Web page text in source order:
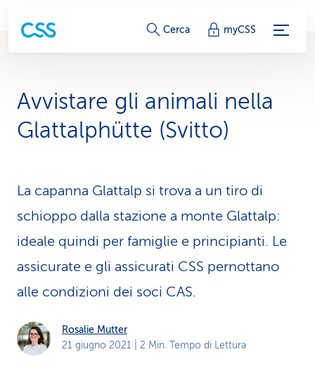
c
e
a
m
i
Cerca myCSS
Avvistare gli animali nella
Glattalphütte (Svitto)
La capanna Glattalp si trova a un tiro di
schioppo dalla stazione a monte Glattalp:
ideale quindi per famiglie e principianti. Le
assicurate e gli assicurati CSS pernottano
alle condizioni dei soci CAS.
Rosalie Mutter
21 giugno 2021 | 2 Min. Tempo di Lettura